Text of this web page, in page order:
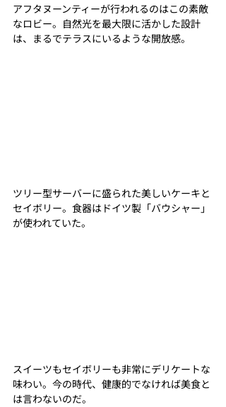
アフタヌーンティーが行われるのはこの素敵
なロビー。自然光を最大限に活かした設計
は、まるでテラスにいるような開放感。
ツリー型サーバーに盛られた美しいケーキと
セイボリー。食器はドイツ製「バウシャー」
が使われていた。
スイーツもセイボリーも非常にデリケートな
味わい。今の時代、健康的でなければ美食と
は言わないのだ。